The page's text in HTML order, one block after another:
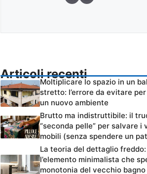
Articoli recenti
Moltiplicare lo spazio in un
stretto: l’errore da evitare
un nuovo ambiente
Brutto ma indistruttibile: il
“seconda pelle” per salvare i
mobili (senza spendere un
La teoria del dettaglio freddo:
l’elemento minimalista che
monotonia del vecchio bagno